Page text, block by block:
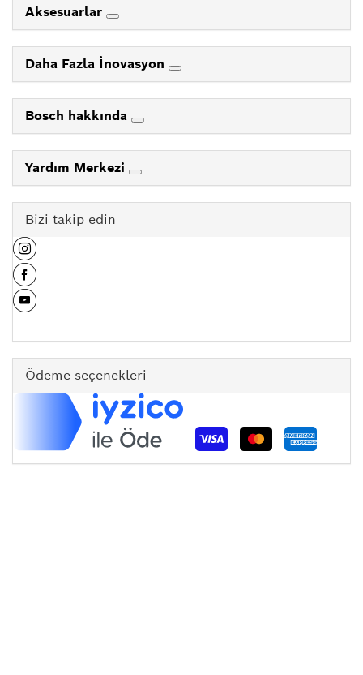
Aksesuarlar
Daha Fazla İnovasyon
Bosch hakkında
Yardım Merkezi
Bizi takip edin
Ödeme seçenekleri